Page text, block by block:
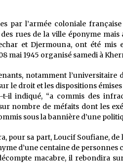
Tradition orale/
5 ans ago
par l’armée coloniale
rues de la ville éponyme mais
et Djermouna, ont été mis
mai 1945 organisé samedi à
notamment l’universitaire
le droit et les dispositions
il indiqué, “a commis des
nombre de méfaits dont les
sous la bannière d’une
pour sa part, Loucif Soufiane, de
d’une centaine de personnes
macabre, il rebondira